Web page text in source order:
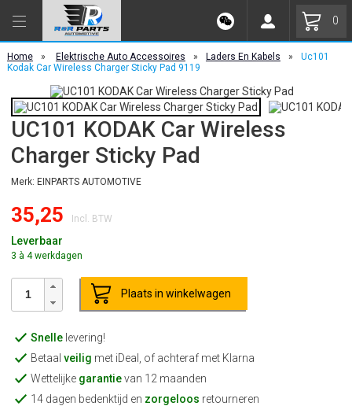
0
Home » Elektrische Auto Accessoires » Laders En Kabels »
Uc101
Kodak Car Wireless Charger Sticky Pad 9119
UC101 KODAK Car Wireless
Charger Sticky Pad
Merk: EINPARTS AUTOMOTIVE
35,25 Incl. BTW
Leverbaar
3 à 4 werkdagen
Plaats in winkelwagen
Snellelevering!
Betaal veilig met iDeal, of achteraf met Klarna
Wettelijke garantievan 12 maanden
14 dagen bedenktijd en zorgeloos retourneren